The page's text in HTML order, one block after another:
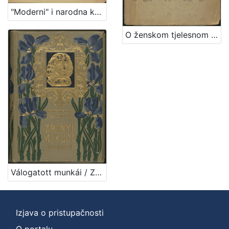
"Moderni" i narodna književnost / Albert Bazala
O ženskom tjelesnom uzgoju / predavao u "Gospojinskom klubu" u Zagrebu dne 29. veljače 1904. Dr. Franjo Bučar
Válogatott munkái / Zrinyi Miklós ; bevezetéssel és jegyzetekkel ellátta Négyes László
Izjava o pristupačnosti